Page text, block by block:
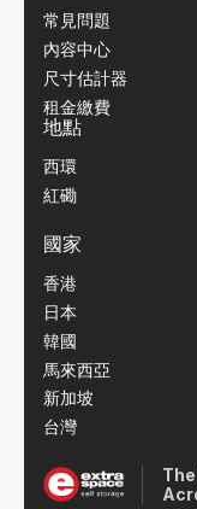
常見問題
內容中心
尺寸估計器
租金繳費
地點
西環
紅磡
國家
香港
日本
韓國
馬來西亞
新加坡
台灣